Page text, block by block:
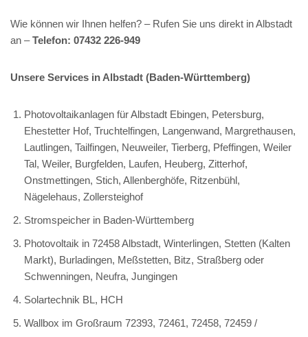
Wie können wir Ihnen helfen? – Rufen Sie uns direkt in Albstadt
an –Telefon: 07432 226-949
Unsere Services in Albstadt (Baden-Württemberg)
Photovoltaikanlagen für Albstadt Ebingen, Petersburg,
Ehestetter Hof, Truchtelfingen, Langenwand, Margrethausen,
Lautlingen, Tailfingen, Neuweiler, Tierberg, Pfeffingen, Weiler
Tal, Weiler, Burgfelden, Laufen, Heuberg, Zitterhof,
Onstmettingen, Stich, Allenberghöfe, Ritzenbühl,
Nägelehaus, Zollersteighof
Stromspeicher in Baden-Württemberg
Photovoltaik in 72458 Albstadt, Winterlingen, Stetten (Kalten
Markt), Burladingen, Meßstetten, Bitz, Straßberg oder
Schwenningen, Neufra, Jungingen
Solartechnik BL, HCH
Wallbox im Großraum 72393, 72461, 72458, 72459 /